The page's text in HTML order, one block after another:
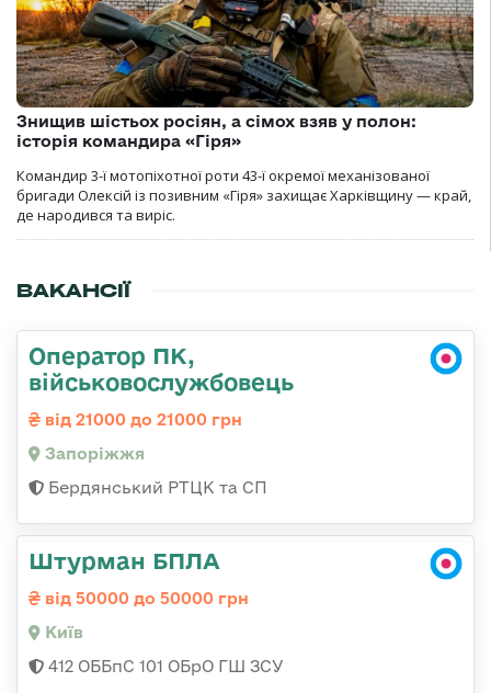
Знищив шістьох росіян, а сімох взяв у полон:
історія командира «Гіря»
Командир 3-ї мотопіхотної роти 43-ї окремої механізованої
бригади Олексій із позивним «Гіря» захищає Харківщину — край,
де народився та виріс.
ВАКАНСІЇ
Оператор ПК,
військовослужбовець
від 21000 до 21000 грн
Запоріжжя
Бердянський РТЦК та СП
Штурман БПЛА
від 50000 до 50000 грн
Київ
412 ОББпС 101 ОБрО ГШ ЗСУ